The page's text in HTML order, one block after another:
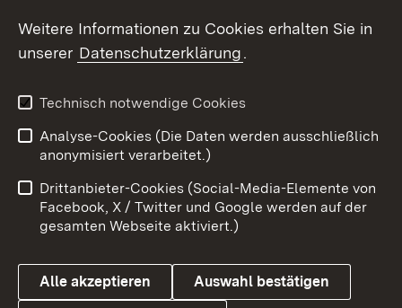
X / Twitter
Youtube
Impressum
Kontakt
Barrierefreiheit
Datenschutz
Cookies
Weitere Informationen zu Cookies erhalten Sie in
unserer Datenschutzerklärung.
Technisch notwendige Cookies
Analyse-Cookies (Die Daten werden ausschließlich
anonymisiert verarbeitet.)
Drittanbieter-Cookies (Social-Media-Elemente von
Facebook, X / Twitter und Google werden auf der
gesamten Webseite aktiviert.)
Alle akzeptieren Auswahl bestätigen